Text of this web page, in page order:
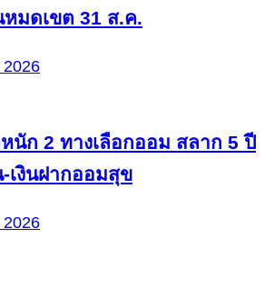
หมดเขต 31 ส.ค.
นัก 2 ทางเลือกออม สลาก 5 ปี
เงินฝากออมสุข